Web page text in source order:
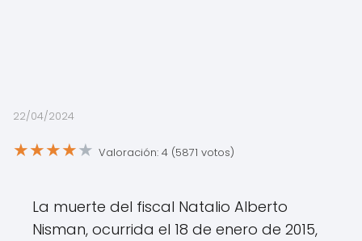
22/04/2024
★★★★★ Valoración: 4 (5871 votos)
La muerte del fiscal Natalio Alberto
Nisman, ocurrida el 18 de enero de 2015,